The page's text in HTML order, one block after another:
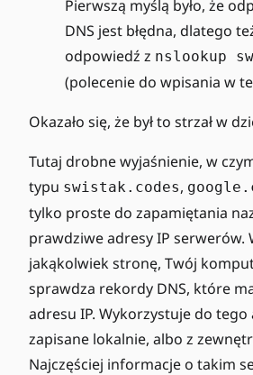
Pierwszą myślą było, że
DNS jest błędna, dlatego
odpowiedź z nslookup
(polecenie do wpisania w
Okazało się, że był to strzał w
Tutaj drobne wyjaśnienie, w
typu swistak.codes,
tylko proste do zapamiętania
prawdziwe adresy IP serwerów.
jakąkolwiek stronę, Twój
sprawdza rekordy DNS, które
adresu IP. Wykorzystuje do tego
zapisane lokalnie, albo z
Najczęściej informacje o takim